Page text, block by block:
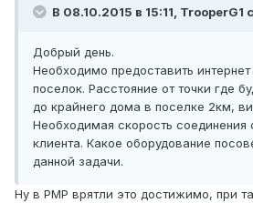
В 08.10.2015 в 15:11, TrooperG1
Добрый день.
Необходимо предоставить
поселок. Расстояние от точки где
до крайнего дома в поселке 2км,
Необходимая скорость соединения
клиента. Какое оборудование
данной задачи.
Ну в PMP врятли это достижимо, при